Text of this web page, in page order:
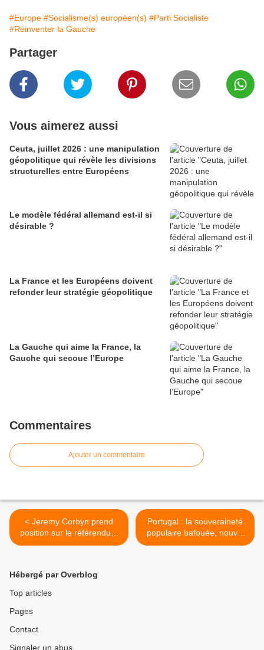
#Europe #Socialisme(s) européen(s) #Parti Socialiste
#Réinventer la Gauche
Partager
Vous aimerez aussi
Ceuta, juillet 2026 : une manipulation
géopolitique qui révèle les divisions
structurelles entre Européens
Le modèle fédéral allemand est-il si
désirable ?
La France et les Européens doivent
refonder leur stratégie géopolitique
La Gauche qui aime la France, la
Gauche qui secoue l’Europe
Commentaires
Ajouter un commentaire
< Jeremy Corbyn prend
position sur le référendum
du Brexit
Portugal : la souveraineté
populaire bafouée, nouvel
exemple d'évolution post-
Hébergé par Overblog
Top articles
Pages
Contact
Signaler un abus